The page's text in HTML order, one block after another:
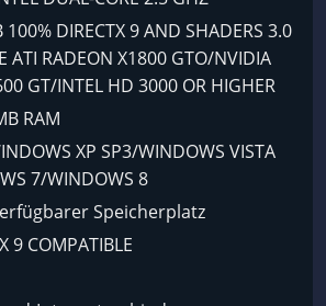
100% DIRECTX 9 AND SHADERS 3.0
ATI RADEON X1800 GTO/NVIDIA
GT/INTEL HD 3000 OR HIGHER
RAM
XP SP3/WINDOWS VISTA
7/WINDOWS 8
Speicherplatz
9 COMPATIBLE